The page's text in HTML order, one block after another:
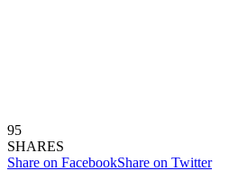
95
SHARES
Share on FacebookShare on Twitter